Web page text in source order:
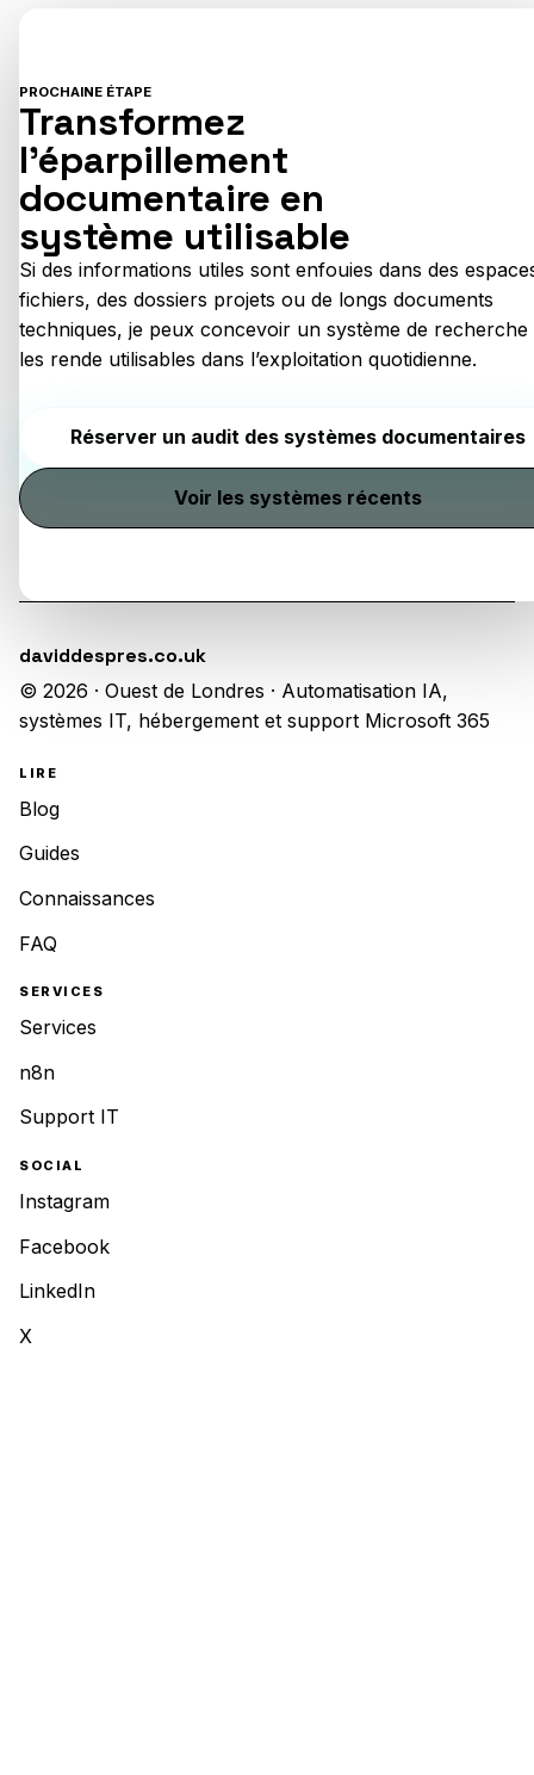
PROCHAINE ÉTAPE
Transformez
l’éparpillement
documentaire en
système utilisable
Si des informations utiles sont enfouies dans des
fichiers, des dossiers projets ou de longs documents
techniques, je peux concevoir un système de recherche
les rende utilisables dans l’exploitation quotidienne.
Réserver un audit des systèmes documentaires
Voir les systèmes récents
daviddespres.co.uk
© 2026 · Ouest de Londres · Automatisation IA,
systèmes IT, hébergement et support Microsoft 365
LIRE
Blog
Guides
Connaissances
FAQ
SERVICES
Services
n8n
Support IT
SOCIAL
Instagram
Facebook
LinkedIn
X